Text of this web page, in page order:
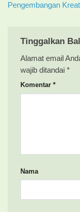
Pengembangan
Tinggalkan
Alamat email
wajib ditandai *
Komentar *
Nama